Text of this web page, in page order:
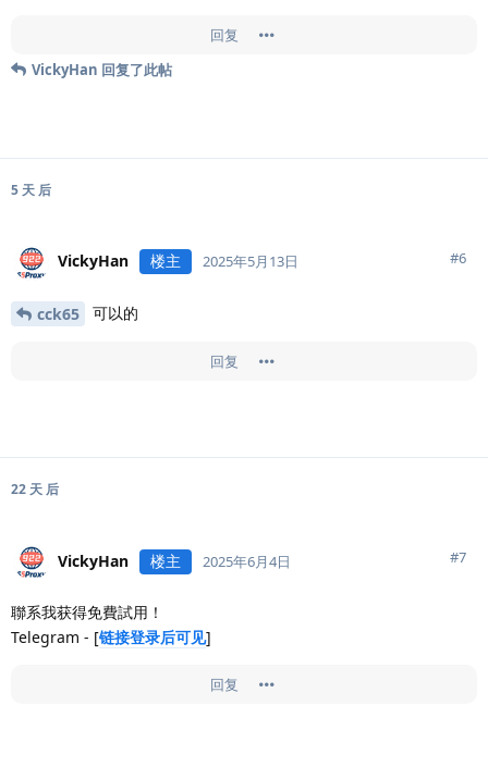
回复
VickyHan 回复了此帖
5 天 后
VickyHan 楼主 2025年5月13日 #6
cck65 可以的
回复
22 天 后
VickyHan 楼主 2025年6月4日 #7
聯系我获得免費試用！
Telegram - [链接登录后可见]
回复